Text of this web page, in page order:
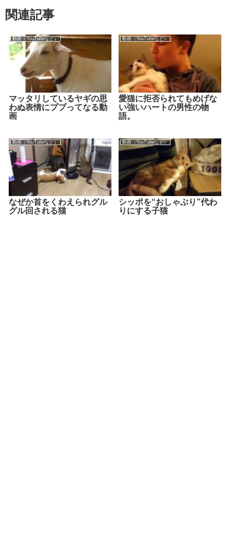
関連記事
動画（YouTubeなど）
マッタリしているヤギの思
わぬ表情にププってなる動
画
動画（YouTubeなど）
愛猫に拒否られてもめげな
い強いハートの男性の物
語。
動画（YouTubeなど）
なぜか首をくわえられグル
グル回される猫
動画（YouTubeなど）
シッポを“おしゃぶり”代わ
りにする子猫